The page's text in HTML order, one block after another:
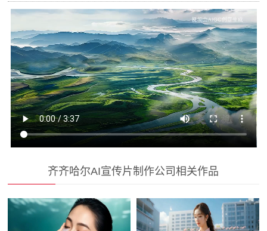
齐齐哈尔AI宣传片制作公司相关作品